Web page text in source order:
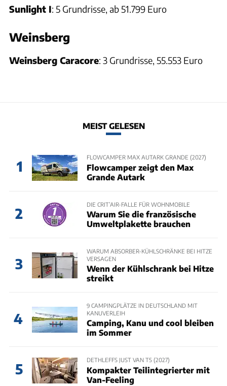
Sunlight I: 5 Grundrisse, ab 51.799 Euro
Weinsberg
Weinsberg Caracore: 3 Grundrisse, 55.553 Euro
MEIST GELESEN
1
FLOWCAMPER MAX AUTARK GRANDE (2027)
Flowcamper zeigt den Max
Grande Autark
2
DIE CRIT’AIR-FALLE FÜR WOHNMOBILE
Warum Sie die französische
Umweltplakette brauchen
3
WARUM ABSORBER-KÜHLSCHRÄNKE BEI HITZE
VERSAGEN
Wenn der Kühlschrank bei Hitze
streikt
4
9 CAMPINGPLÄTZE IN DEUTSCHLAND MIT
KANUVERLEIH
Camping, Kanu und cool bleiben
im Sommer
5
DETHLEFFS JUST VAN T5 (2027)
Kompakter Teilintegrierter mit
Van-Feeling